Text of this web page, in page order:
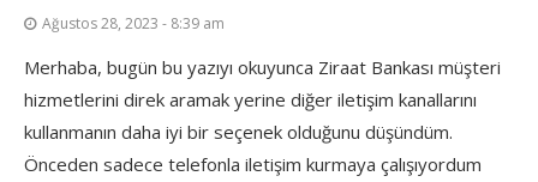
Ağustos 28, 2023 - 8:39 am
Merhaba, bugün bu yazıyı okuyunca Ziraat Bankası müşteri
hizmetlerini direk aramak yerine diğer iletişim kanallarını
kullanmanın daha iyi bir seçenek olduğunu düşündüm.
Önceden sadece telefonla iletişim kurmaya çalışıyordum